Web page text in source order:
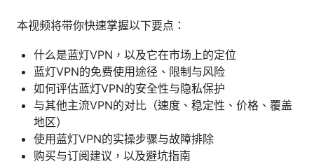
本视频将带你快速掌握以下要点：
什么是蓝灯VPN，以及它在市场上的定位
蓝灯VPN的免费使用途径、限制与风险
如何评估蓝灯VPN的安全性与隐私保护
与其他主流VPN的对比（速度、稳定性、价格、覆盖
地区）
使用蓝灯VPN的实操步骤与故障排除
购买与订阅建议，以及避坑指南